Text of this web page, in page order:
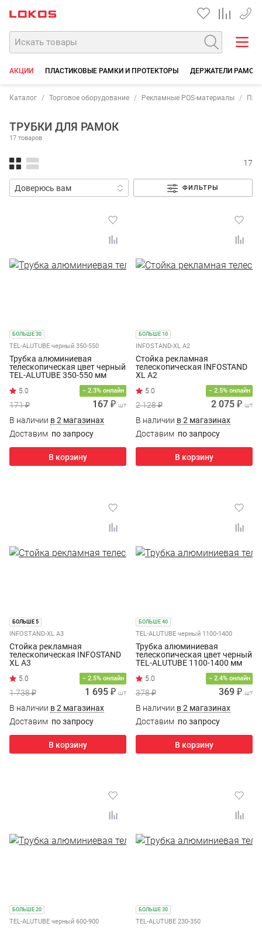
+7
АКЦИИ ПЛАСТИКОВЫЕ РАМКИ И ПРОТЕКТОРЫ ДЕРЖАТЕЛИ РАМОК
Каталог Торговое оборудование Рекламные POS-материалы
ТРУБКИ ДЛЯ РАМОК
17 товаров
17
ФИЛЬТРЫ
БОЛЬШЕ 30
TEL-ALUTUBE черный 350-550
Трубка алюминиевая
телескопическая цвет черный
TEL-ALUTUBE 350-550 мм
− 2.3% онлайн
171 ₽ 167 ₽ шт
В наличии в 2 магазинах
Доставим по запросу
В корзину
БОЛЬШЕ 10
INFOSTAND-XL A2
Стойка рекламная
телескопическая INFOSTAND
XL A2
− 2.5% онлайн
2 128 ₽ 2 075 ₽ шт
В наличии в 2 магазинах
Доставим по запросу
В корзину
БОЛЬШЕ 5
INFOSTAND-XL A3
Стойка рекламная
телескопическая INFOSTAND
XL A3
− 2.5% онлайн
1 738 ₽ 1 695 ₽ шт
В наличии в 2 магазинах
Доставим по запросу
В корзину
БОЛЬШЕ 40
TEL-ALUTUBE черный 1100-1400
Трубка алюминиевая
телескопическая цвет черный
TEL-ALUTUBE 1100-1400 мм
− 2.4% онлайн
378 ₽ 369 ₽ шт
В наличии в 2 магазинах
Доставим по запросу
В корзину
БОЛЬШЕ 20
TEL-ALUTUBE черный 600-900
БОЛЬШЕ 30
TEL-ALUTUBE 230-350